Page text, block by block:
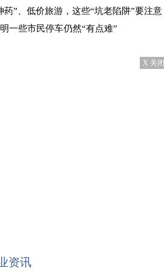
药”、低价旅游，这些“坑老陷阱”要注意
明一些市民停车仍然“有点难”
X 关闭
资讯